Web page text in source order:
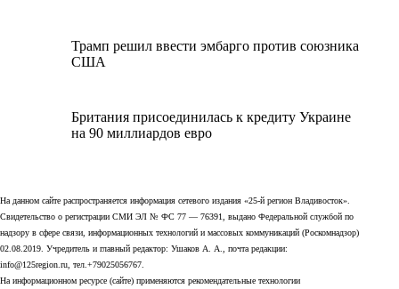
Трамп решил ввести эмбарго против союзника
США
Британия присоединилась к кредиту Украине
на 90 миллиардов евро
На данном сайте распространяется информация сетевого издания «25-й регион Владивосток».
Свидетельство о регистрации СМИ ЭЛ № ФС 77 — 76391, выдано Федеральной службой по
надзору в сфере связи, информационных технологий и массовых коммуникаций (Роскомнадзор)
02.08.2019. Учредитель и главный редактор: Ушаков А. А., почта редакции:
info@125region.ru, тел.+79025056767.
На информационном ресурсе (сайте) применяются рекомендательные технологии